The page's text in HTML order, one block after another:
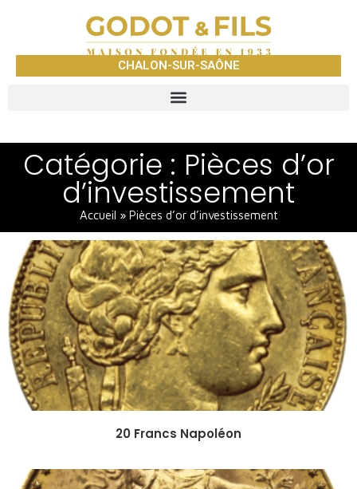
CHALON-SUR-SAÔNE
Catégorie : Pièces d’or
d’investissement
Accueil » Pièces d’or d’investissement
20 Francs Napoléon